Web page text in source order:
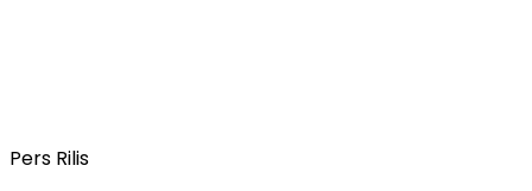
Pers Rilis